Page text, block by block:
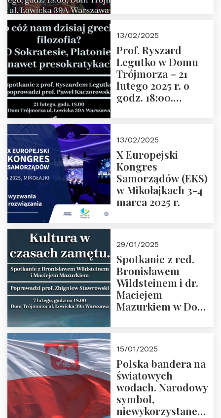
13/02/2025
Prof. Ryszard
Legutko w Domu
Trójmorza – 21
lutego 2025 r. o
godz. 18:00.
Zapraszamy
13/02/2025
X Europejski
Kongres
Samorządów (EKS)
w Mikołajkach 3-4
marca 2025 r.
29/01/2025
Spotkanie z red.
Bronisławem
Wildsteinem i dr.
Maciejem
Mazurkiem w Domu
Prowadzi prof.
Zbigniew
Stawrowski
15/01/2025
Polska bandera na
światowych
wodach. Narodowy
symbol,
niewykorzystane